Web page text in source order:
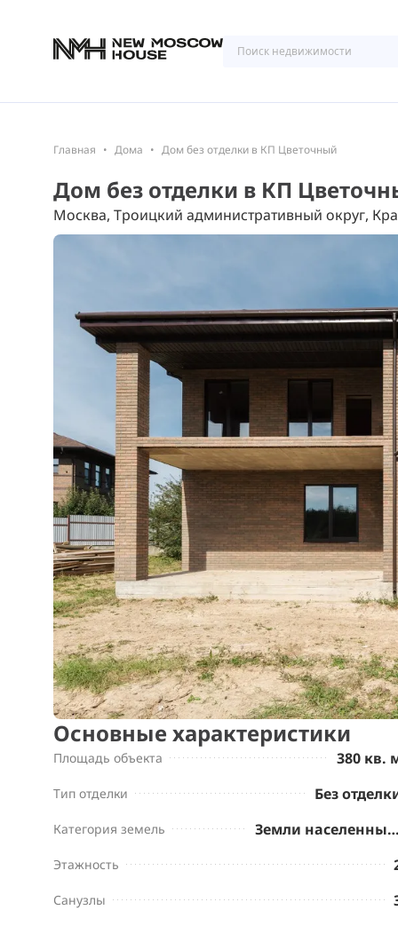
Главная Дома Дом без отделки в КП Цветочный
Дом без отделки в КП
Москва, Троицкий административный округ,
Основные характеристики
Площадь объекта 380 кв.
Тип отделки Без
Категория земель Земли населенных пунктов
Этажность
Санузлы